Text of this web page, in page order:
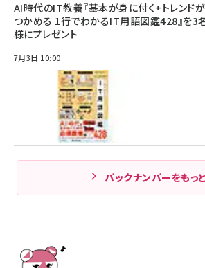
AI時代のIT教養『基本が身に付く+トレンドが
つかめる 1行でわかるIT用語図鑑428』を3
様にプレゼント
7月3日 10:00
バックナンバーをもっ